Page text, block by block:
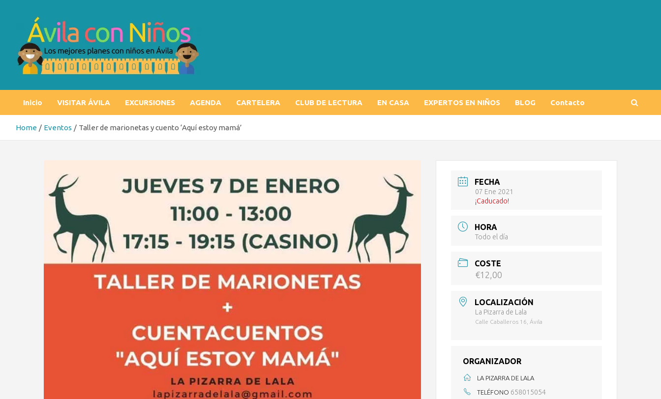
Inicio VISITAR ÁVILA EXCURSIONES AGENDA CARTELERA CLUB DE LECTURA EN CASA EXPERTOS EN NIÑOS BLOG Contacto
Home Eventos Taller de marionetas y cuento ‘Aquí estoy mamá’
FECHA
07 Ene 2021
¡Caducado!
HORA
Todo el día
COSTE
€12,00
LOCALIZACIÓN
La Pizarra de Lala
Calle Caballeros 16, Ávila
ORGANIZADOR
LA PIZARRA DE LALA
TELÉFONO 658015054